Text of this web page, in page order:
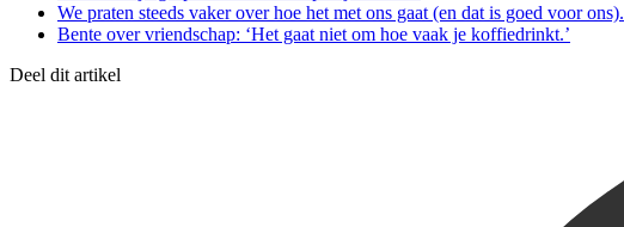
We praten steeds vaker over hoe het met ons gaat (en dat is goed voor ons).
Bente over vriendschap: ‘Het gaat niet om hoe vaak je koffiedrinkt.’
Deel dit artikel